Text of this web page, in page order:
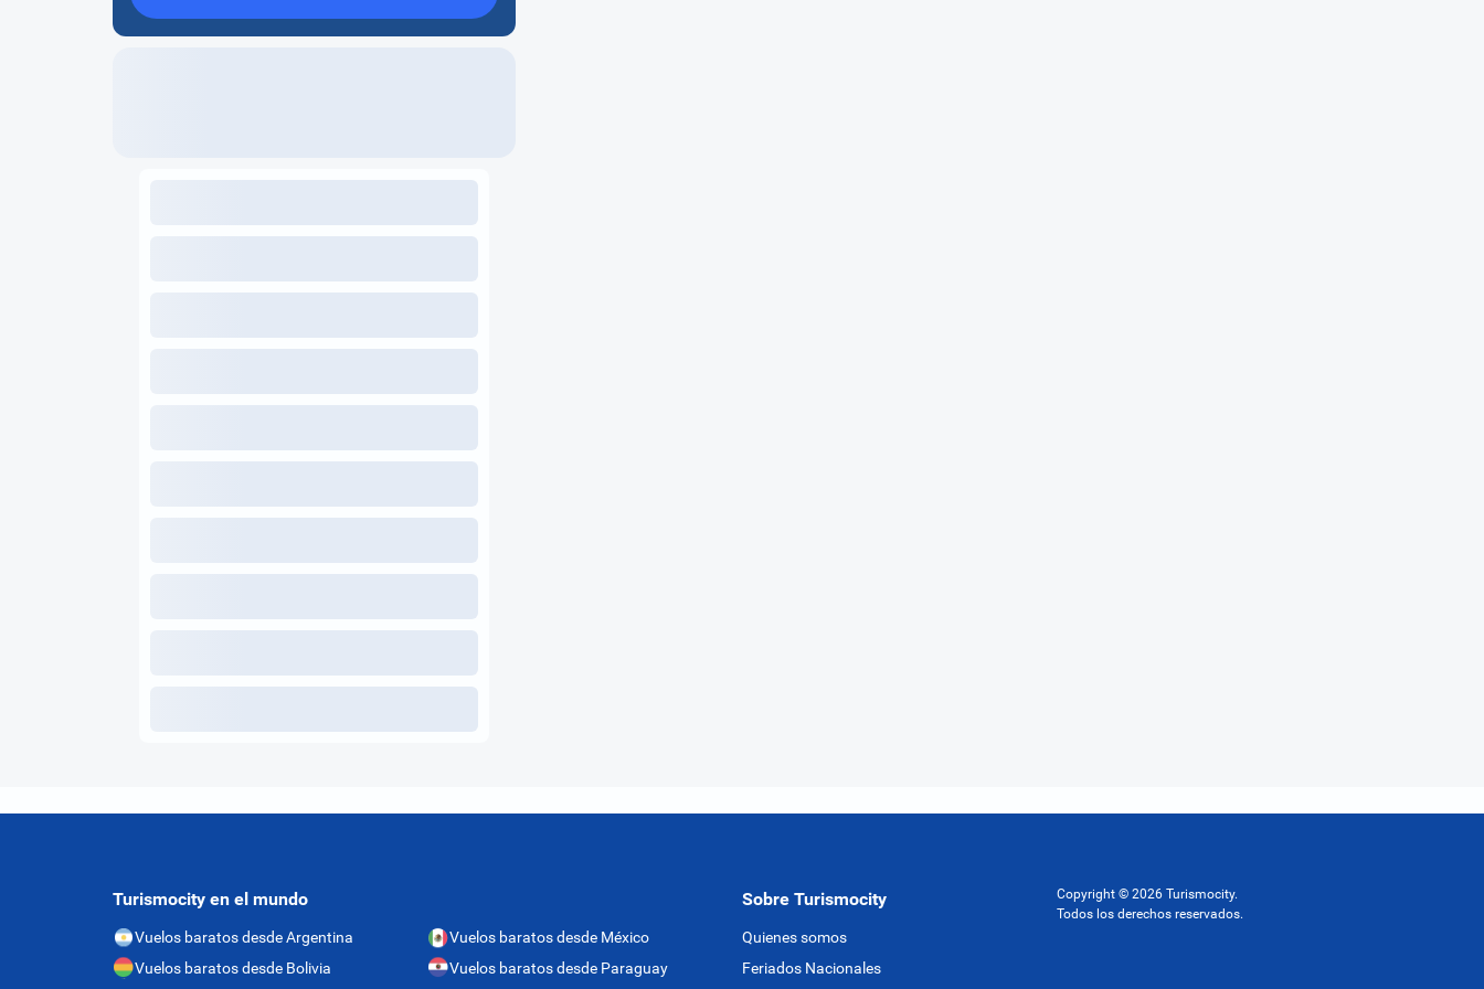
Turismocity en el mundo
Vuelos baratos desde Argentina
Vuelos baratos desde Bolivia
Vuelos baratos desde México
Vuelos baratos desde Paraguay
Sobre Turismocity
Quienes somos
Feriados Nacionales
Copyright © 2026 Turismocity.
Todos los derechos reservados.